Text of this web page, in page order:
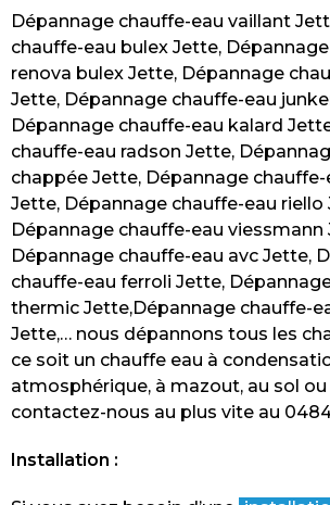
Dépannage chauffe-eau vaillant
chauffe-eau bulex Jette,
renova bulex Jette, Dépannage
Jette, Dépannage chauffe-eau
Dépannage chauffe-eau kalard
chauffe-eau radson Jette,
chappée Jette, Dépannage
Jette, Dépannage chauffe-eau riello
Dépannage chauffe-eau viessmann
Dépannage chauffe-eau avc Jette,
chauffe-eau ferroli Jette,
thermic Jette,Dépannage chauffe-
Jette,… nous dépannons tous les
ce soit un chauffe eau à
atmosphérique, à mazout, au sol ou
contactez-nous au plus vite au
Installation :